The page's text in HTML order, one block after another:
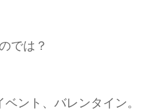
では？
ント、バレンタイン。